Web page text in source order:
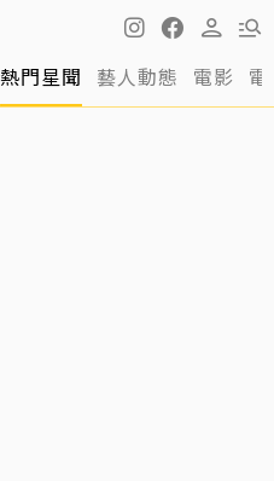
熱門星聞 藝人動態 電影